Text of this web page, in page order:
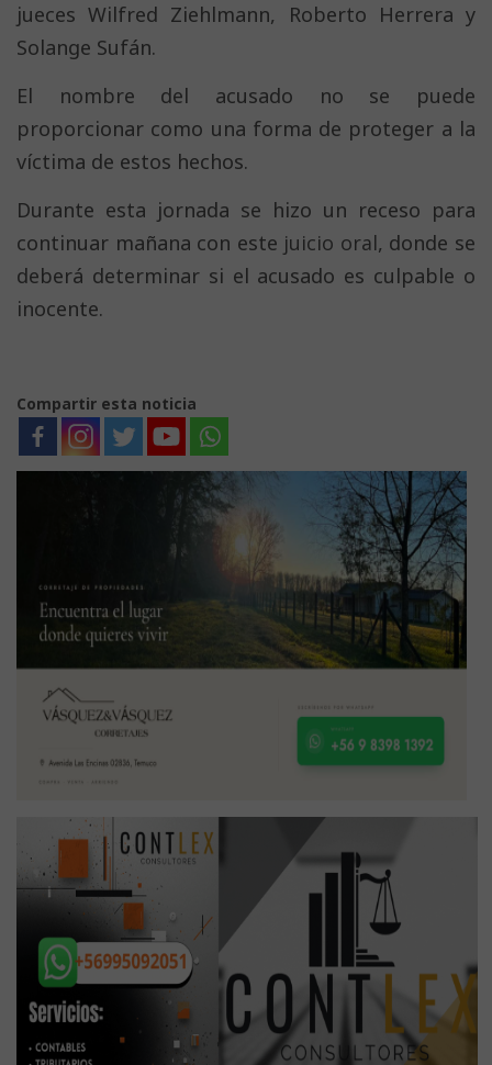
jueces Wilfred Ziehlmann, Roberto Herrera y
Solange Sufán.
El nombre del acusado no se puede
proporcionar como una forma de proteger a la
víctima de estos hechos.
Durante esta jornada se hizo un receso para
continuar mañana con este juicio oral, donde se
deberá determinar si el acusado es culpable o
inocente.
Compartir esta noticia